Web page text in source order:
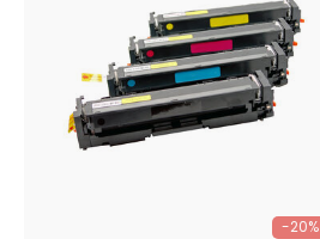
-20%